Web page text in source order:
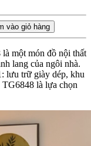
vào giỏ hàng
một món đồ nội thất
lang của ngôi nhà.
lưu trữ giày dép, khu
là lựa chọn